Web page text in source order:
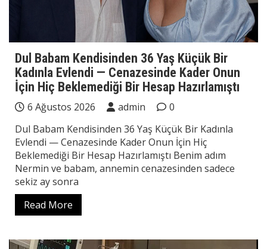
Dul Babam Kendisinden 36 Yaş Küçük Bir
Kadınla Evlendi — Cenazesinde Kader Onun
İçin Hiç Beklemediği Bir Hesap Hazırlamıştı
6 Ağustos 2026 admin
0
Dul Babam Kendisinden 36 Yaş Küçük Bir Kadınla
Evlendi — Cenazesinde Kader Onun İçin Hiç
Beklemediği Bir Hesap Hazırlamıştı Benim adım
Nermin ve babam, annemin cenazesinden sadece
sekiz ay sonra
Read More